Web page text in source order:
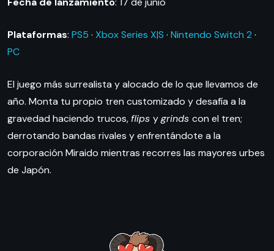
Plataformas: PS5 · Xbox Series X|S · Nintendo Switch 2 ·
PC
El juego más surrealista y alocado de lo que llevamos de
año. Monta tu propio tren customizado y desafía a la
gravedad haciendo trucos, flips ygrinds con el tren;
derrotando bandas rivales y enfrentándote a la
corporación Miraido mientras recorres las mayores urbes
de Japón.